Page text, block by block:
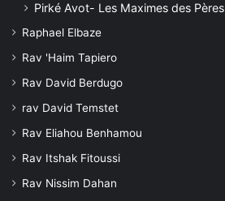
Pirké Avot- Les Maximes des Pères
Raphael Elbaze
Rav 'Haim Tapiero
Rav David Berdugo
rav David Temstet
Rav Eliahou Benhamou
Rav Itshak Fitoussi
Rav Nissim Dahan